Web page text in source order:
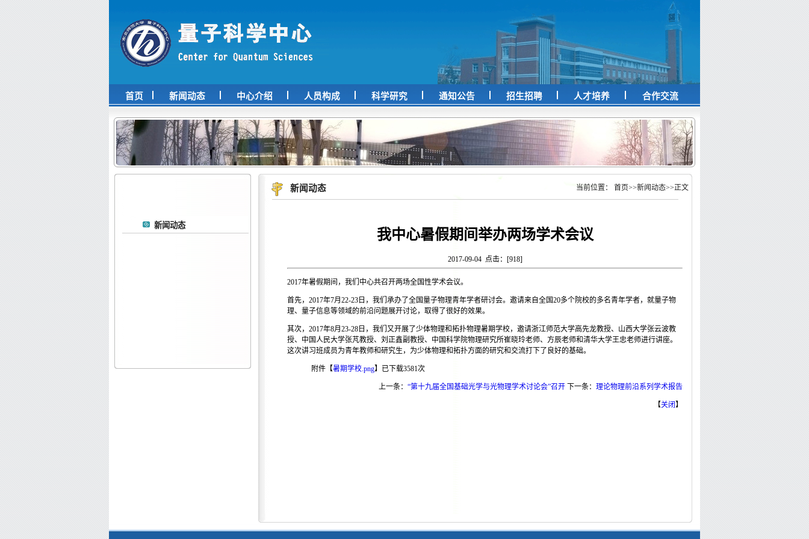
首页 新闻动态 中心介绍 人员构成 科学研究 通知公告 招生招聘 人才培养 合作交流
新闻动态
新闻动态 当前位置： 首页>>新闻动态>>正文
我中心暑假期间举办两场学术会议
2017-09-04 点击：[918]
2017年暑假期间，我们中心共召开两场全国性学术会议。
首先，2017年7月22-23日，我们承办了全国量子物理青年学者研讨会。邀请来自全国20多个院校的多名青年学者，就量子物
理、量子信息等领域的前沿问题展开讨论，取得了很好的效果。
其次，2017年8月23-28日，我们又开展了少体物理和拓扑物理暑期学校，邀请浙江师范大学高先龙教授、山西大学张云波教
授、中国人民大学张芃教授、刘正鑫副教授、中国科学院物理研究所崔晓玲老师、方辰老师和清华大学王忠老师进行讲座。
这次讲习班成员为青年教师和研究生，为少体物理和拓扑方面的研究和交流打下了良好的基础。
附件【暑期学校.png】已下载3581次
上一条： “第十九届全国基础光学与光物理学术讨论会”召开 下一条： 理论物理前沿系列学术报告
【关闭】